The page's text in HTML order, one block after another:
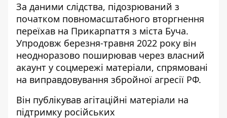
За даними слідства, підозрюваний з
початком повномасштабного вторгнення
переїхав на Прикарпаття з міста Буча.
Упродовж березня-травня 2022 року він
неодноразово поширював через власний
акаунт у соцмережі матеріали, спрямовані
на виправдовування збройної агресії РФ.
Він публікував агітаційні матеріали на
підтримку російських